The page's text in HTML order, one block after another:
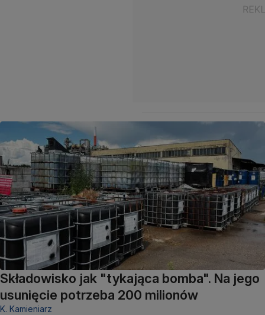
Składowisko jak "tykająca bomba". Na jego
usunięcie potrzeba 200 milionów
K. Kamieniarz